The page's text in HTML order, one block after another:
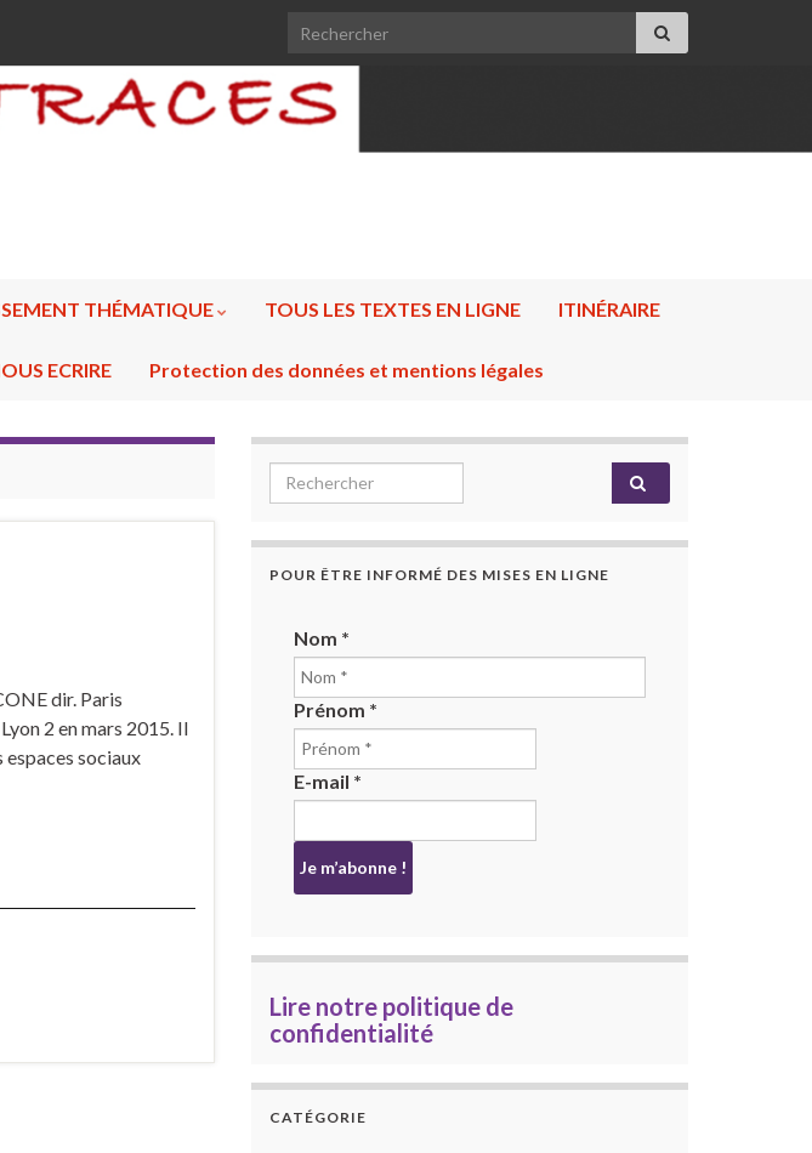
Search for:
THÉMATIQUE TOUS LES TEXTES EN LIGNE ITINÉRAIRE
ECRIRE Protection des données et mentions légales
dir. Paris
2 en mars 2015. Il
sociaux
Search for:
POUR ÊTRE INFORMÉ DES MISES EN LIGNE
Nom *
Prénom *
E-mail *
Lire notre politique de
confidentialité
CATÉGORIE